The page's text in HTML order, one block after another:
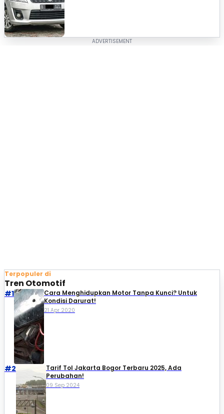
Terpopuler di
Tren Otomotif
#1
Cara Menghidupkan Motor Tanpa Kunci? Untuk
Kondisi Darurat!
21 Apr 2020
#2
Tarif Tol Jakarta Bogor Terbaru 2025, Ada
Perubahan!
09 Sep 2024